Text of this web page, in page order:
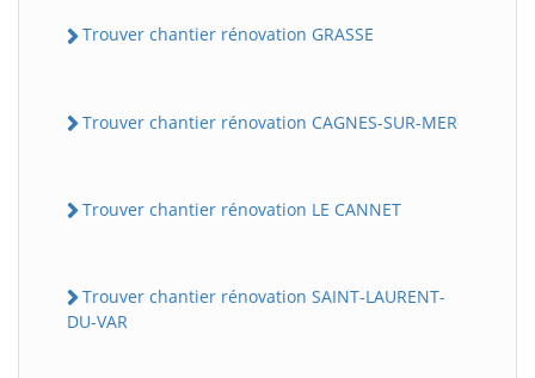
Trouver chantier rénovation GRASSE
Trouver chantier rénovation CAGNES-SUR-MER
Trouver chantier rénovation LE CANNET
Trouver chantier rénovation SAINT-LAURENT-
DU-VAR